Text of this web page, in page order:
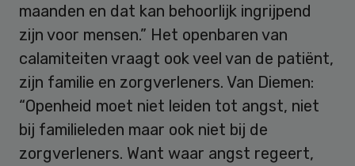
maanden en dat kan behoorlijk ingrijpend
zijn voor mensen.” Het openbaren van
calamiteiten vraagt ook veel van de patiënt,
zijn familie en zorgverleners. Van Diemen:
“Openheid moet niet leiden tot angst, niet
bij familieleden maar ook niet bij de
zorgverleners. Want waar angst regeert,